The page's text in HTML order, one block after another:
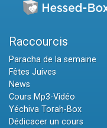
Raccourcis
Paracha de la semaine
Fêtes Juives
News
Cours Mp3-Vidéo
Yéchiva Torah-Box
Dédicacer un cours